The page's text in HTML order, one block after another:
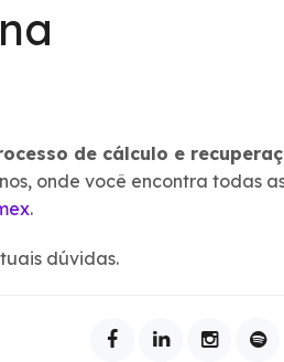
de cálculo e
onde você encontra todas
.
dúvidas.